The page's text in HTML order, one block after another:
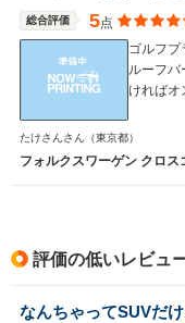
総合評価 5点
ゴルフプ
ルーフ
ければオ
たけさんさん （東京都）
フォルクスワーゲン クロス
評価の低いレビュ
なんちゃってSUVだ